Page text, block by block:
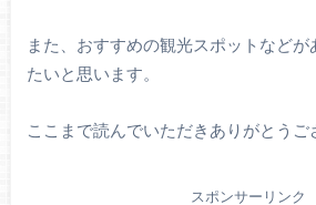
また、おすすめの観光スポットなどが
たいと思います。
ここまで読んでいただきありがとうご
スポンサーリンク